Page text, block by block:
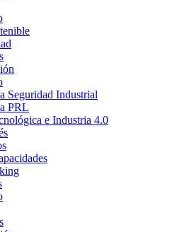
Seguridad Industrial
PRL
e Industria 4.0